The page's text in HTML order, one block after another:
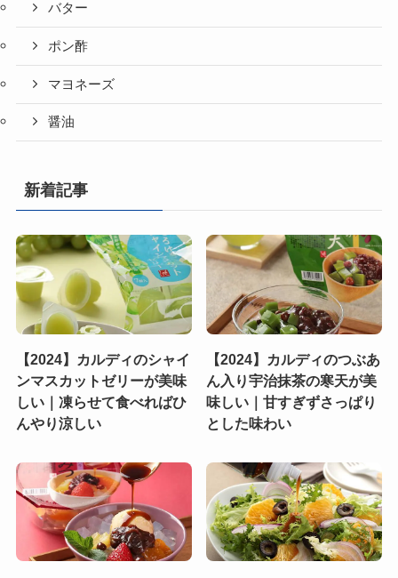
バター
ポン酢
マヨネーズ
醤油
新着記事
【2024】カルディのシャイ
ンマスカットゼリーが美味
しい｜凍らせて食べればひ
んやり涼しい
【2024】カルディのつぶあ
ん入り宇治抹茶の寒天が美
味しい｜甘すぎずさっぱり
とした味わい